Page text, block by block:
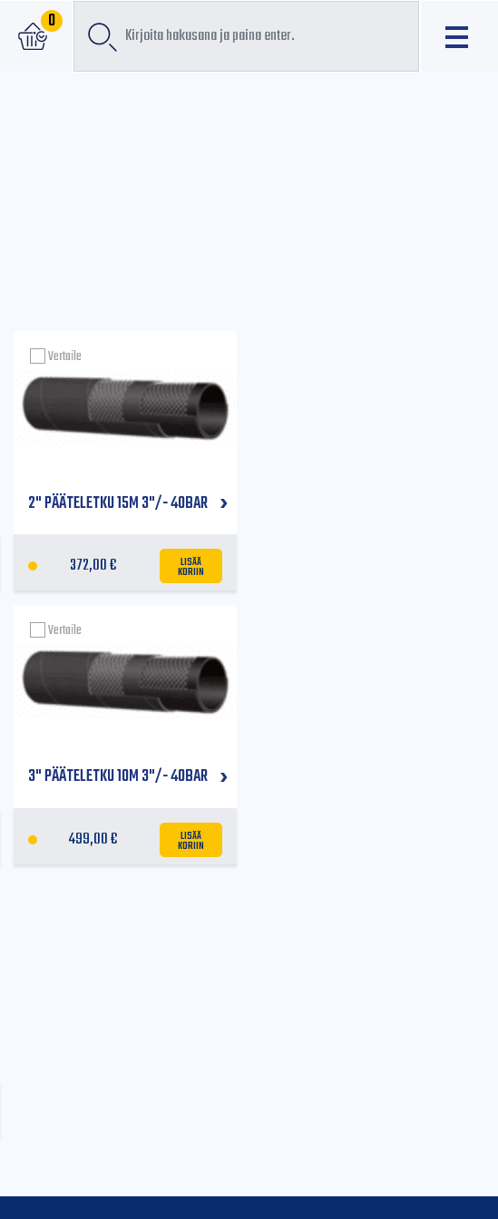
0
2" PÄÄTELETKU 15M 3"/- 40BAR
372,00€ LISÄÄ
KORIIN
Vertaile
3" PÄÄTELETKU 10M 3"/- 40BAR
499,00€ LISÄÄ
KORIIN
Vertaile